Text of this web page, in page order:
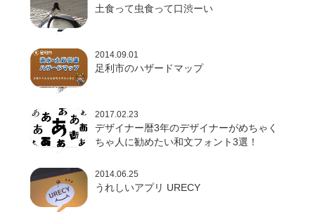
土食って虫食って口渋ーい
2014.09.01
足利市のハザードマップ
2017.02.23
デザイナー暦3年のデザイナーがめちゃく
ちゃ人に勧めたい和文フォント3選！
2014.06.25
うれしいアプリ URECY